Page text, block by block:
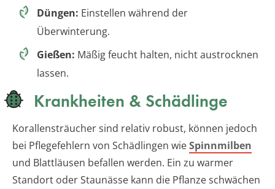
Düngen: Einstellen während der
Überwinterung.
Gießen: Mäßig feucht halten, nicht austrocknen
lassen.
Krankheiten & Schädlinge
Korallensträucher sind relativ robust, können jedoch
bei Pflegefehlern von Schädlingen wieSpinnmilben
und Blattläusen befallen werden. Ein zu warmer
Standort oder Staunässe kann die Pflanze schwächen